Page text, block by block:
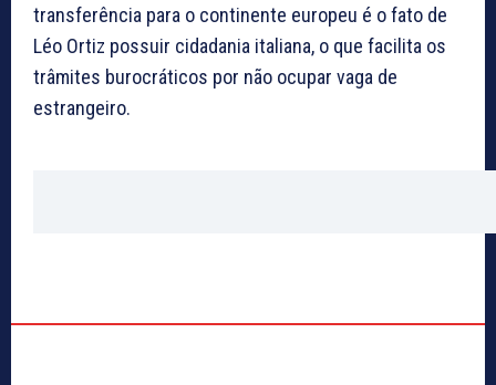
transferência para o continente europeu é o fato de
Léo Ortiz possuir cidadania italiana, o que facilita os
trâmites burocráticos por não ocupar vaga de
estrangeiro.